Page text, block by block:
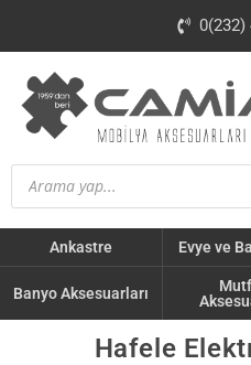
0(232)
Ankastre Evye ve
Banyo Aksesuarları
Hafele